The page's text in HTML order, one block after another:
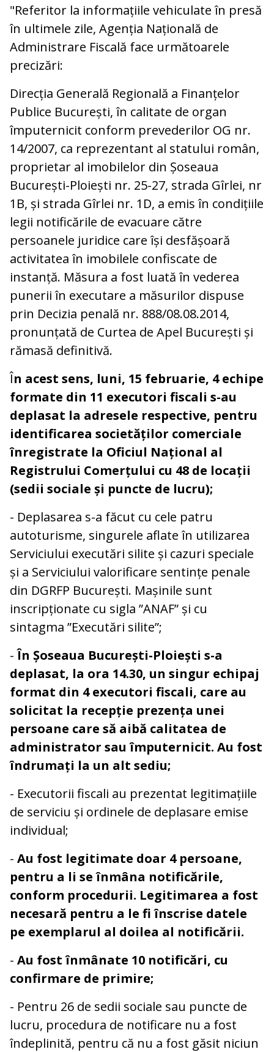
"Referitor la informațiile vehiculate în presă
în ultimele zile, Agenția Națională de
Administrare Fiscală face următoarele
precizări:
Direcția Generală Regională a Finanțelor
Publice București, în calitate de organ
împuternicit conform prevederilor OG nr.
14/2007, ca reprezentant al statului român,
proprietar al imobilelor din Șoseaua
București-Ploiești nr. 25-27, strada Gîrlei, nr
1B, și strada Gîrlei nr. 1D, a emis în condițiile
legii notificările de evacuare către
persoanele juridice care își desfășoară
activitatea în imobilele confiscate de
instanță. Măsura a fost luată în vederea
punerii în executare a măsurilor dispuse
prin Decizia penală nr. 888/08.08.2014,
pronunțată de Curtea de Apel București și
rămasă definitivă.
În acest sens, luni, 15 februarie, 4 echipe
formate din 11 executori fiscali s-au
deplasat la adresele respective, pentru
identificarea societăților comerciale
înregistrate la Oficiul Național al
Registrului Comerțului cu 48 de locații
(sedii sociale și puncte de lucru);
- Deplasarea s-a făcut cu cele patru
autoturisme, singurele aflate în utilizarea
Serviciului executări silite și cazuri speciale
și a Serviciului valorificare sentințe penale
din DGRFP București. Mașinile sunt
inscripționate cu sigla ”ANAF” și cu
sintagma ”Executări silite”;
-În Șoseaua București-Ploiești s-a
deplasat, la ora 14.30, un singur echipaj
format din 4 executori fiscali, care au
solicitat la recepție prezența unei
persoane care să aibă calitatea de
administrator sau împuternicit. Au fost
îndrumați la un alt sediu;
- Executorii fiscali au prezentat legitimațiile
de serviciu și ordinele de deplasare emise
individual;
- Au fost legitimate doar 4 persoane,
pentru a li se înmâna notificările,
conform procedurii. Legitimarea a fost
necesară pentru a le fi înscrise datele
pe exemplarul al doilea al notificării.
- Au fost înmânate 10 notificări, cu
confirmare de primire;
- Pentru 26 de sedii sociale sau puncte de
lucru, procedura de notificare nu a fost
îndeplinită, pentru că nu a fost găsit niciun